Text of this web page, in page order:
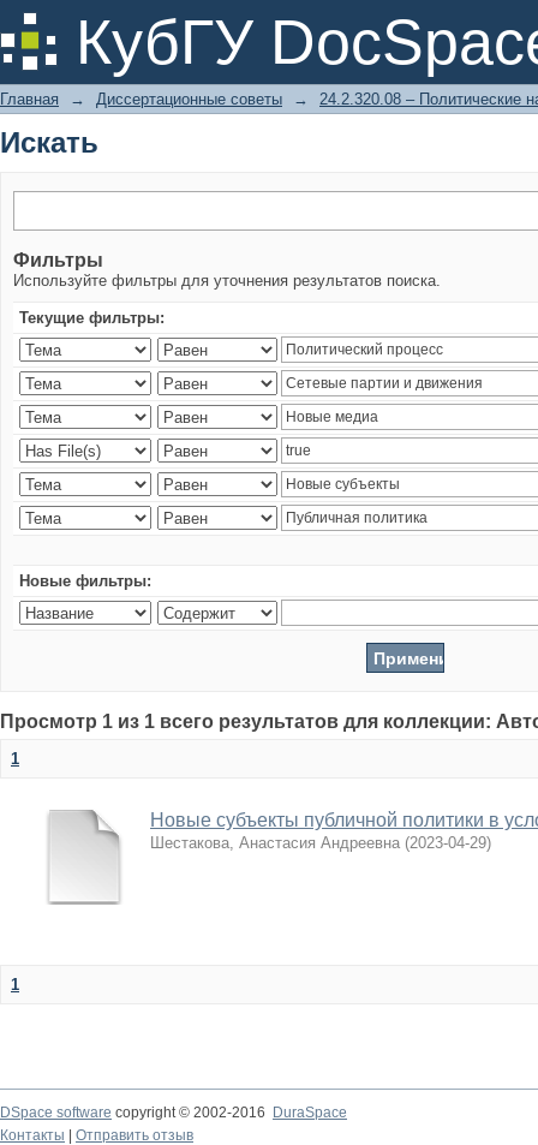
КубГУ
Искать
Главная → Диссертационные советы → 24.2.320.08 – Политические
Искать
Фильтры
Используйте фильтры для уточнения результатов поиска.
Текущие фильтры:
Новые фильтры:
Просмотр 1 из 1 всего результатов для коллекции:
1
Новые субъекты публичной политики в
Шестакова, Анастасия Андреевна (2023-04-29)
1
DSpace software copyright © 2002-2016
DuraSpace
Контакты
Отправить отзыв